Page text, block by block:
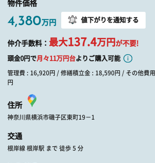
物件価格
4,380万円 値下がりを通知する
仲介手数料： 最大137.4万円 が不要!
頭金0円で月々11 万円台よりご購入可能
管理費 : 16,920円 / 修繕積立金 : 18,590円 / その他費
円
住所
神奈川県横浜市磯子区東町19－1
交通
根岸線 根岸駅 まで 徒歩 5 分